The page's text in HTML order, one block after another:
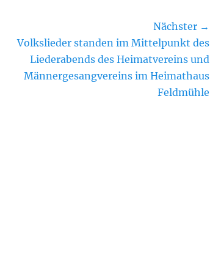
Nächster →
Volkslieder standen im Mittelpunkt des
Liederabends des Heimatvereins und
Männergesangvereins im Heimathaus
Feldmühle